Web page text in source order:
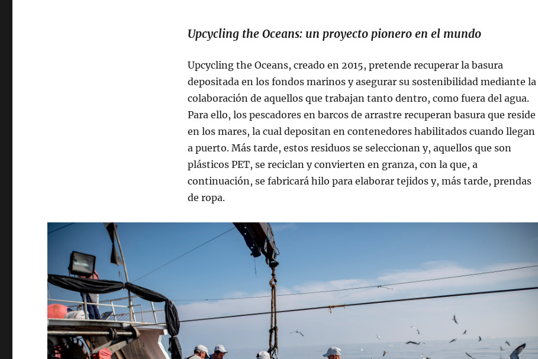
Upcycling the Oceans: un proyecto pionero en el mundo
Upcycling the Oceans, creado en 2015, pretende recuperar la basura
depositada en los fondos marinos y asegurar su sostenibilidad mediante la
colaboración de aquellos que trabajan tanto dentro, como fuera del agua.
Para ello, los pescadores en barcos de arrastre recuperan basura que reside
en los mares, la cual depositan en contenedores habilitados cuando llegan
a puerto. Más tarde, estos residuos se seleccionan y, aquellos que son
plásticos PET, se reciclan y convierten en granza, con la que, a
continuación, se fabricará hilo para elaborar tejidos y, más tarde, prendas
de ropa.